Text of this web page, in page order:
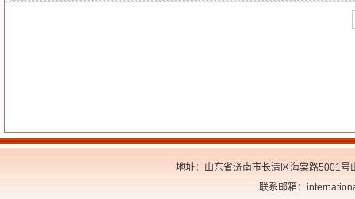
地址：山东省济南市长清区海棠路5001
联系邮箱：